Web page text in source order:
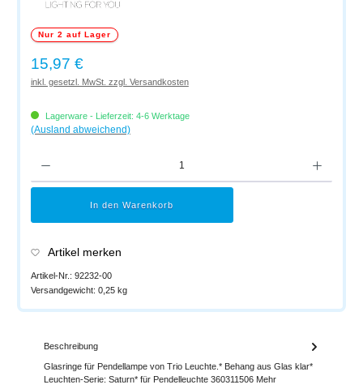
Nur 2 auf Lager
Regulärer Preis:
15,97 €
inkl. gesetzl. MwSt. zzgl. Versandkosten
Lagerware - Lieferzeit: 4-6 Werktage
(Ausland abweichend)
In den Warenkorb
Artikel merken
Artikel-Nr.: 92232-00
Versandgewicht: 0,25 kg
Beschreibung
Glasringe für Pendellampe von Trio Leuchte.* Behang aus Glas klar*
Leuchten-Serie: Saturn* für Pendelleuchte 360311506 Mehr